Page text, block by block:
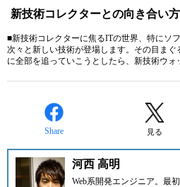
新技術コレクターとの向き合い方
■新技術コレクターに焦るITの世界、特にソ
次々と新しい技術が登場します。その目ま
に全部を追っていこうとしたら、新技術ウォ
Share 見る
河西 高明
Web系開発エンジニア。最